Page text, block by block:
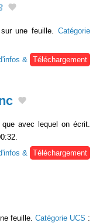
une feuille. Catégorie
&
Téléchargement
avec lequel on écrit.
&
Téléchargement
feuille. Catégorie UCS :